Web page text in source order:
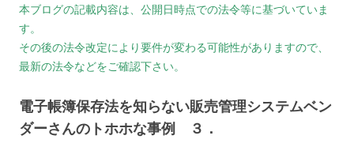
本ブログの記載内容は、公開日時点での法令等に基づいていま
す。
その後の法令改定により要件が変わる可能性がありますので、
最新の法令などをご確認下さい。
電子帳簿保存法を知らない販売管理システムベン
ダーさんのトホホな事例 ３．